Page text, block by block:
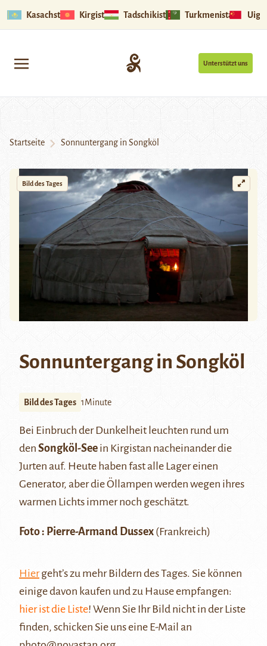
Kasachstan Kirgistan Tadschikistan Turkmenistan
Unterstützt uns
Startseite Sonnuntergang in Songköl
Bild des Tages
Sonnuntergang in Songköl
Bild des Tages 1Minute
Bei Einbruch der Dunkelheit leuchten rund um
den Songköl-See in Kirgistan nacheinander die
Jurten auf. Heute haben fast alle Lager einen
Generator, aber die Öllampen werden wegen ihres
warmen Lichts immer noch geschätzt.
Foto : Pierre-Armand Dussex (Frankreich)
Hiergeht’s zu mehr Bildern des Tages. Sie können
einige davon kaufen und zu Hause empfangen:
hier ist die Liste! Wenn Sie Ihr Bild nicht in der Liste
finden, schicken Sie uns eine E-Mail an